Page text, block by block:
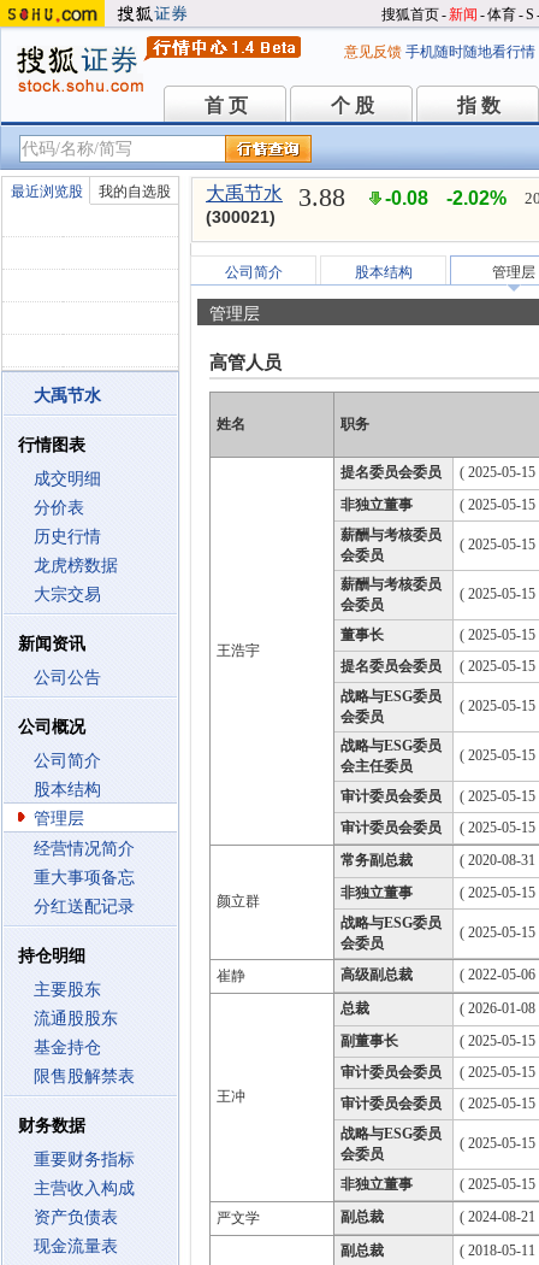
搜狐首页-新闻 -体育-S
意见反馈 手机随时随地看行情
首 页
首 页 个 股
个 股 指 数
指 数
最近浏览股 我的自选股
大禹节水
行情图表
成交明细
分价表
历史行情
龙虎榜数据
大宗交易
新闻资讯
公司公告
公司概况
公司简介
股本结构
管理层
经营情况简介
重大事项备忘
分红送配记录
持仓明细
主要股东
流通股股东
基金持仓
限售股解禁表
财务数据
重要财务指标
主营收入构成
资产负债表
现金流量表
大禹节水
(300021)
3.88 -0.08 -2.02%
公司简介 股本结构 管理层
管理层
高管人员
姓名 职务
王浩宇
提名委员会委员
( 2025-05-
非独立董事
( 2025-05-
薪酬与考核委员
会委员
( 2025-05-
薪酬与考核委员
会委员
( 2025-05-
董事长
( 2025-05-
提名委员会委员
( 2025-05-
战略与ESG委员
会委员
( 2025-05-
战略与ESG委员
会主任委员
( 2025-05-
审计委员会委员
( 2025-05-
审计委员会委员
( 2025-05-
颜立群
常务副总裁
( 2020-08-
非独立董事
( 2025-05-
战略与ESG委员
会委员
( 2025-05-
崔静 高级副总裁 ( 2022-05-
王冲
总裁
( 2026-01-
副董事长
( 2025-05-
审计委员会委员
( 2025-05-
审计委员会委员
( 2025-05-
战略与ESG委员
会委员
( 2025-05-
非独立董事
( 2025-05-
严文学
副总裁 ( 2024-08-
副总裁
( 2018-05-